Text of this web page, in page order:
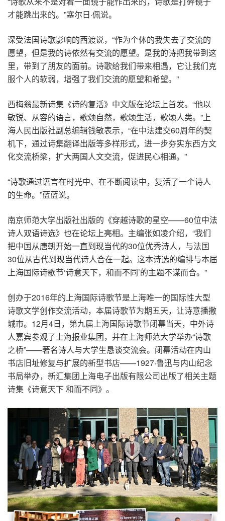
才能跳出来的。”塞尔日·佩说。
深受法国诗歌影响的西渡说，“作为个体的我失去了交流的
愿望，但是我的诗依然有交流的愿望。是我的诗把我带到这
里，带到了朋友的面前。诗歌给我们带来相遇，它让我们克
服个人的软弱，增强了我们交流的愿望和希望。”
西梅翁最新诗集《诗的复活》中文版在论坛上首发。“他以
敏锐、从容的语言，歌颂自然，歌颂生活，歌颂人类。”上
海人民出版社副总编辑钱敏表示，“在中法建交60周年的契
机下，通过诗集翻译出版等多样形式，进一步夯实东西方文
化交流桥梁，扩大两国人文交流，促进民心相通。”
“诗歌通过语言在时光中、在不断阅读中，复活了一个诗人
的生命。”蓝蓝说。
南京师范大学出版社出版的《穿越诗歌的星空——60位中法
诗人双语诗选》也在论坛上亮相。主编张如凌介绍，“我们
把中国从唐朝开始一直到现当代的30位优秀诗人，与法国
30位从古代到现当代诗人合在一起。这本诗选的编排与本届
上海国际诗歌节‘诗意天下，和而不同’的主题不谋而合。”
创办于2016年的上海国际诗歌节是上海唯一的国际性大型
诗歌文学创作交流活动，本届诗歌节为期五天，让诗意播撒
城市。12月4日，第九届上海国际诗歌节闭幕当天，中外诗
人嘉宾参观了上海报业集团，并在上海师范大学举办“诗歌
之桥”——著名诗人与大学生恳谈交流会。闭幕活动在内山
书店旧址修复与扩展的新型书店——1927·鲁迅与内山纪念
书局举办，新汇集团上海电子出版有限公司出版了相关主题
诗集《诗意天下 和而不同》。